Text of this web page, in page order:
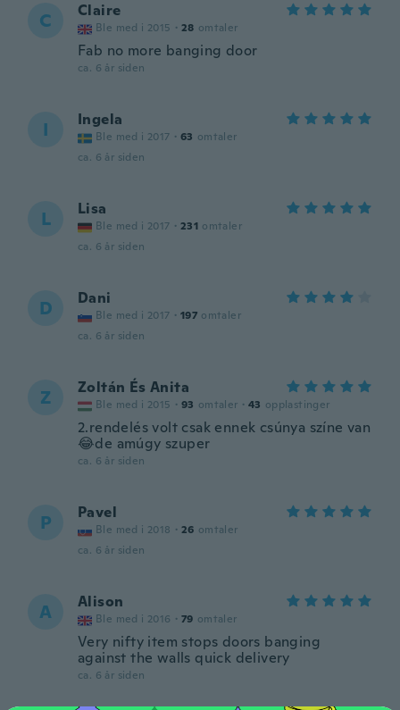
C Claire
Ble med i 2015 · 28 omtaler
Fab no more banging door
ca. 6 år siden
I Ingela
Ble med i 2017 · 63 omtaler
ca. 6 år siden
L Lisa
Ble med i 2017 · 231 omtaler
ca. 6 år siden
D Dani
Ble med i 2017 · 197 omtaler
ca. 6 år siden
Z Zoltán És Anita
Ble med i 2015 · 93 omtaler · 43 opplastinger
2.rendelés volt csak ennek csúnya színe van
😂de amúgy szuper
ca. 6 år siden
P Pavel
Ble med i 2018 · 26 omtaler
ca. 6 år siden
A Alison
Ble med i 2016 · 79 omtaler
Very nifty item stops doors banging
against the walls quick delivery
ca. 6 år siden